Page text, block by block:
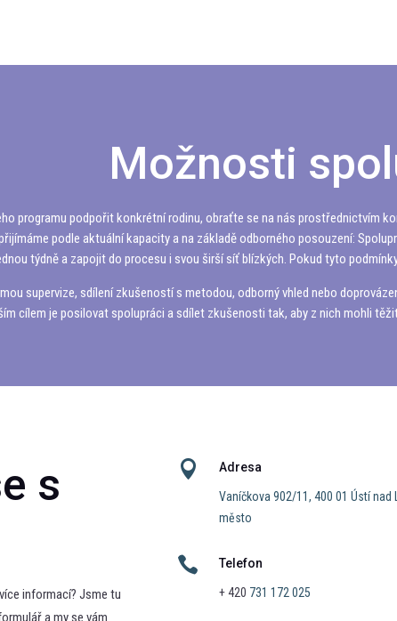
Možnosti
programu podpořit konkrétní rodinu, obraťte se na nás prostřednictvím
podle aktuální kapacity a na základě odborného posouzení:
týdně a zapojit do procesu i svou širší síť blízkých. Pokud tyto
supervize, sdílení zkušeností s metodou, odborný vhled nebo
cílem je posilovat spolupráci a sdílet zkušenosti tak, aby z nich mohli
s
informací? Jsme tu
a my se vám
 Adresa
Vaníčkova 902/11, 400 01 Ústí nad
město
 Telefon
+ 420 731 172 025